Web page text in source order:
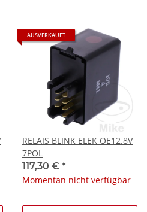
AUSVERKAUFT
RELAIS BLINK ELEK OE12.8V
7POL
117,30 € *
Momentan nicht verfügbar